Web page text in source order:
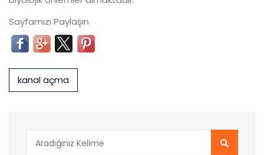
Sayfamızı Paylaşın
kanal açma